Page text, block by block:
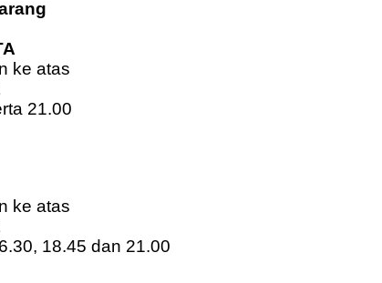
ke atas
21.00
ke atas
18.45 dan 21.00